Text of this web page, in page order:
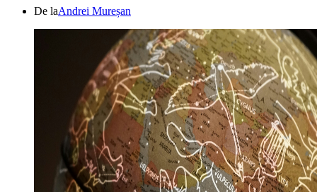
De laAndrei Mureșan